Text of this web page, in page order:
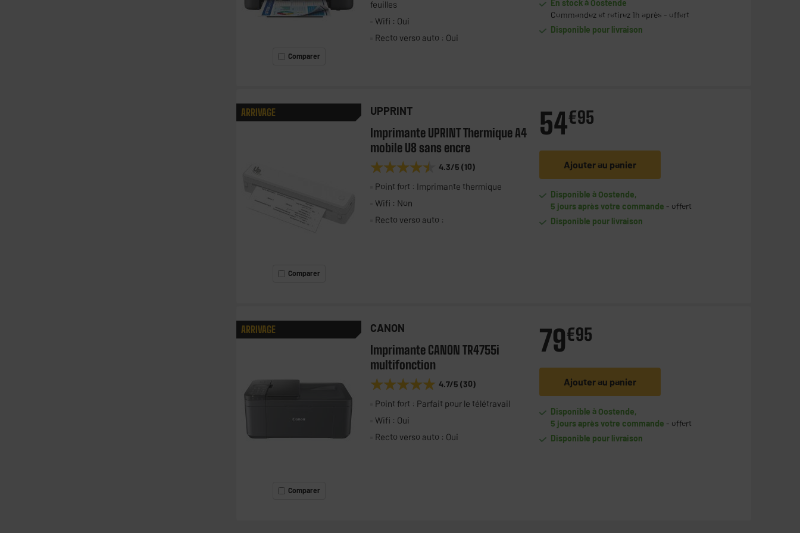
Comparer
feuilles
Wifi : Oui
Recto verso auto : Oui
En stock à Oostende
Commandez et retirez 1h après - offert
Disponible pour livraison
ARRIVAGE
Comparer
UPPRINT
Imprimante UPRINT Thermique A4
mobile U8 sans encre
★★★★★
★★★★★ 4.3/5 (10)
Point fort : Imprimante thermique
Wifi : Non
Recto verso auto :
54€95
Ajouter au panier
Disponible à Oostende,
5 jours après votre commande - offert
Disponible pour livraison
ARRIVAGE
Comparer
CANON
Imprimante CANON TR4755i
multifonction
★★★★★
★★★★★ 4.7/5 (30)
Point fort : Parfait pour le télétravail
Wifi : Oui
Recto verso auto : Oui
79€95
Ajouter au panier
Disponible à Oostende,
5 jours après votre commande - offert
Disponible pour livraison